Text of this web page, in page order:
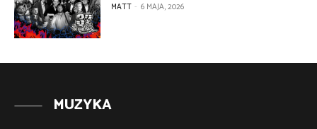
MATT - 6 MAJA, 2026
MUZYKA